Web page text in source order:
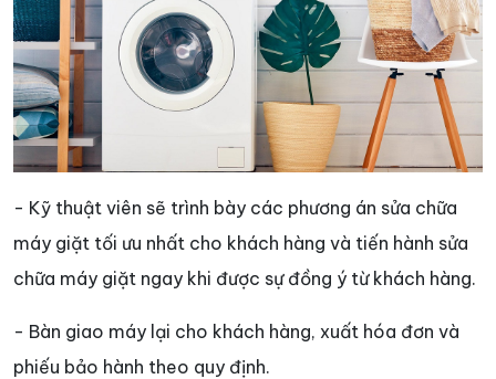
- Kỹ thuật viên sẽ trình bày các phương án sửa chữa
máy giặt tối ưu nhất cho khách hàng và tiến hành sửa
chữa máy giặt ngay khi được sự đồng ý từ khách hàng.
- Bàn giao máy lại cho khách hàng, xuất hóa đơn và
phiếu bảo hành theo quy định.